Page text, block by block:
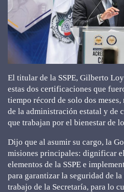
El titular de la SSPE, Gilberto
estas dos certificaciones que
tiempo récord de solo dos
de la administración estatal y de
que trabajan por el bienestar de
Dijo que al asumir su cargo, la
misiones principales: dignificar
elementos de la SSPE e
para garantizar la seguridad de
trabajo de la Secretaría, para lo